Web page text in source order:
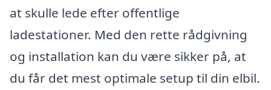
at skulle lede efter offentlige
ladestationer. Med den rette rådgivning
og installation kan du være sikker på, at
du får det mest optimale setup til din elbil.